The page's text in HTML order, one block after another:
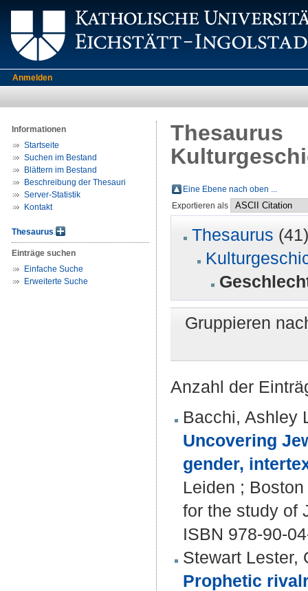
Anmelden
Informationen
Startseite
Suchen im Bestand
Blättern im Bestand
Beschreibung der Thesauri
Server-Statistik
Kontakt
Thesaurus
Einträge suchen
Einfache Suche
Erweiterte Suche
Thesaurus
Eine Ebene nach oben ...
Exportieren als
Thesaurus (41)
Gruppieren
Anzahl der
Bacchi, Ashley
Uncovering
gender,
Leiden ;
for the study of
ISBN 978-90-
Stewart Lester,
Prophetic